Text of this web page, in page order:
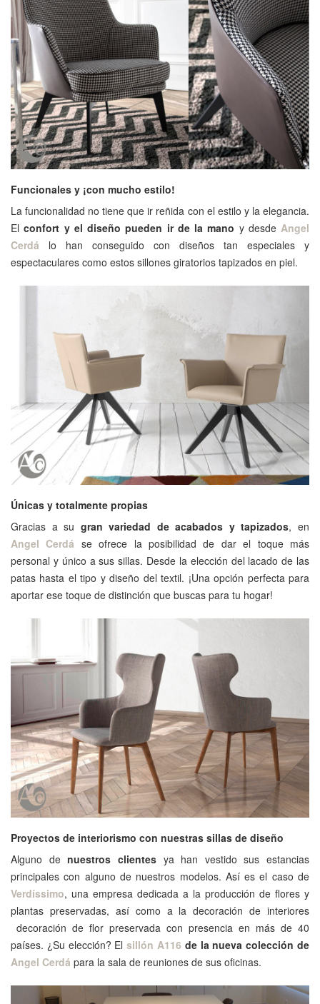
Funcionales y ¡con mucho estilo!
La funcionalidad no tiene que ir reñida con el estilo y la elegancia.
Elconfort y el diseño pueden ir de la mano y desde Angel
Cerdá lo han conseguido con diseños tan especiales y
espectaculares como estos sillones giratorios tapizados en piel.
Únicas y totalmente propias
Gracias a su gran variedad de acabados y tapizados, en
Angel Cerdá se ofrece la posibilidad de dar el toque más
personal y único a sus sillas. Desde la elección del lacado de las
patas hasta el tipo y diseño del textil. ¡Una opción perfecta para
aportar ese toque de distinción que buscas para tu hogar!
Proyectos de interiorismo con nuestras sillas de diseño
Alguno denuestros clientesya han vestido sus estancias
principales con alguno de nuestros modelos. Así es el caso de
Verdíssimo, una empresa dedicada a la producción de flores y
plantas preservadas, así como a la decoración de interiores
decoración de flor preservada con presencia en más de 40
países. ¿Su elección? Elsillón A116 de la nueva colección de
Angel Cerdá para la sala de reuniones de sus oficinas.